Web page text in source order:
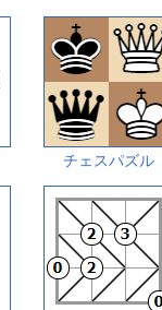
チェスパズル